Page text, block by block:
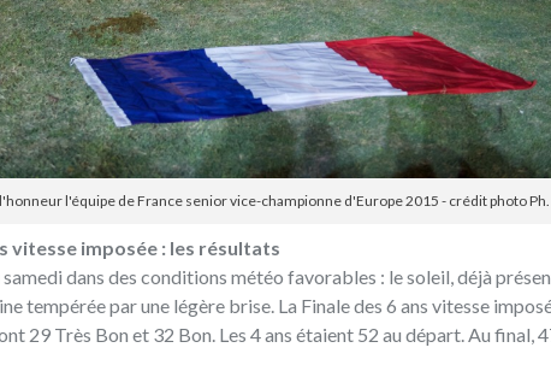
l'honneur l'équipe de France senior vice-championne d'Europe 2015 - crédit photo
vitesse imposée : les résultats
dans des conditions météo favorables : le soleil, déjà
tempérée par une légère brise. La Finale des 6 ans vitesse
29 Très Bon et 32 Bon. Les 4 ans étaient 52 au départ. Au final,